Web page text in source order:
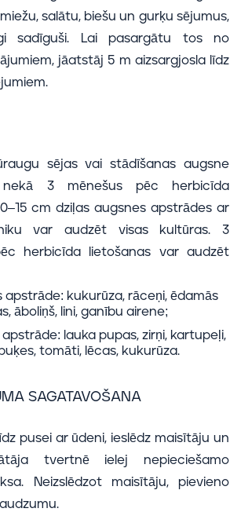
salātu, biešu un gurķu sējumus,
sadīguši. Lai pasargātu tos no
jāatstāj 5 m aizsargjosla līdz
sējas vai stādīšanas augsne
nekā 3 mēnešus pēc herbicīda
cm dziļas augsnes apstrādes ar
var audzēt visas kultūras. 3
herbicīda lietošanas var audzēt
apstrāde: kukurūza, rāceņi, ēdamās
āboliņš, lini, ganību airene;
lauka pupas, zirņi, kartupeļi,
tomāti, lēcas, kukurūza.
SAGATAVOŠANA
pusei ar ūdeni, ieslēdz maisītāju un
tvertnē ielej nepieciešamo
Neizslēdzot maisītāju, pievieno